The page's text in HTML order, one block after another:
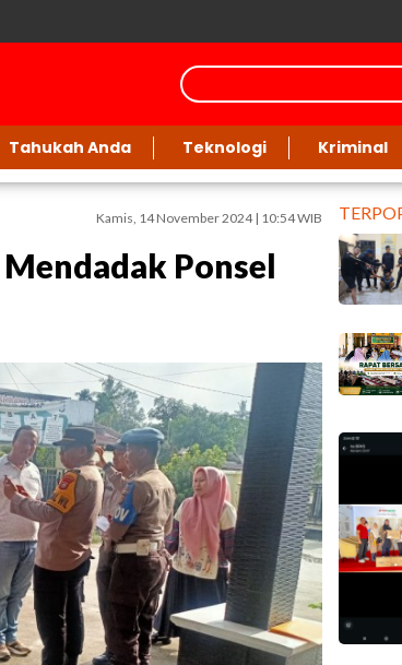
Tahukah Anda Teknologi Kriminal
Kamis, 14 November 2024 | 10:54 WIB
Ponsel